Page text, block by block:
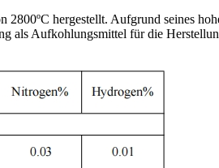
hergestellt. Aufgrund seines
als Aufkohlungsmittel für die